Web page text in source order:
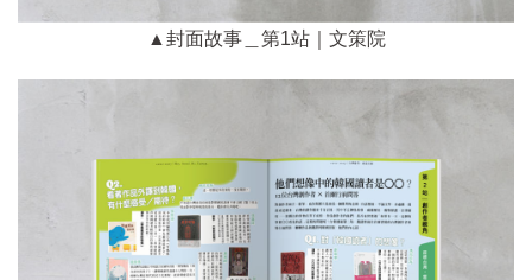
▲封面故事＿第1站｜文策院